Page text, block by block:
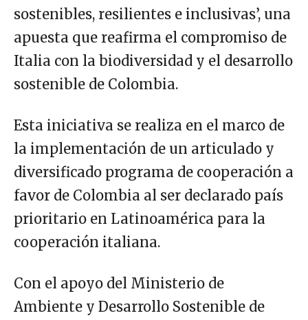
sostenibles, resilientes e inclusivas’, una
apuesta que reafirma el compromiso de
Italia con la biodiversidad y el desarrollo
sostenible de Colombia.
Esta iniciativa se realiza en el marco de
la implementación de un articulado y
diversificado programa de cooperación a
favor de Colombia al ser declarado país
prioritario en Latinoamérica para la
cooperación italiana.
Con el apoyo del Ministerio de
Ambiente y Desarrollo Sostenible de